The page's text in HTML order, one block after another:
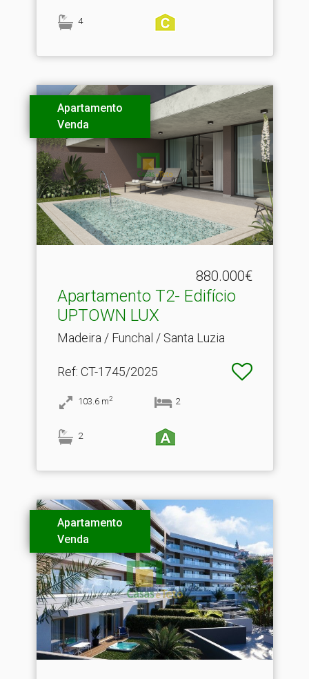
4
Apartamento
Venda
880.000€
Apartamento T2- Edifício
UPTOWN LUX
Madeira / Funchal / Santa Luzia
Ref: CT-1745/2025
103.6 m2 2
2
Apartamento
Venda